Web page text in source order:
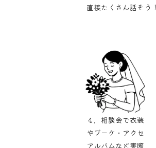
直接たくさん話そう！
４．相談会で衣装
やブーケ・アクセ
アルバムなど実際